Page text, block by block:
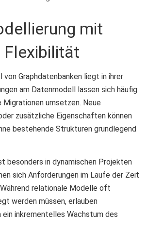
mit
Flexibilität
von Graphdatenbanken liegt in ihrer
am Datenmodell lassen sich häufig
umsetzen. Neue
zusätzliche Eigenschaften können
bestehende Strukturen grundlegend
besonders in dynamischen Projekten
sich Anforderungen im Laufe der Zeit
relationale Modelle oft
werden müssen, erlauben
ein inkrementelles Wachstum des